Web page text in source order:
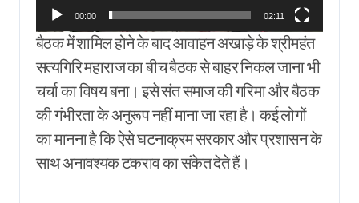
00:00 02:11
बैठक में शामिल होने के बाद आवाहन अखाड़े के श्रीमहंत
सत्यगिरि महाराज का बीच बैठक से बाहर निकल जाना भी
चर्चा का विषय बना। इसे संत समाज की गरिमा और बैठक
की गंभीरता के अनुरूप नहीं माना जा रहा है। कई लोगों
का मानना है कि ऐसे घटनाक्रम सरकार और प्रशासन के
साथ अनावश्यक टकराव का संकेत देते हैं।